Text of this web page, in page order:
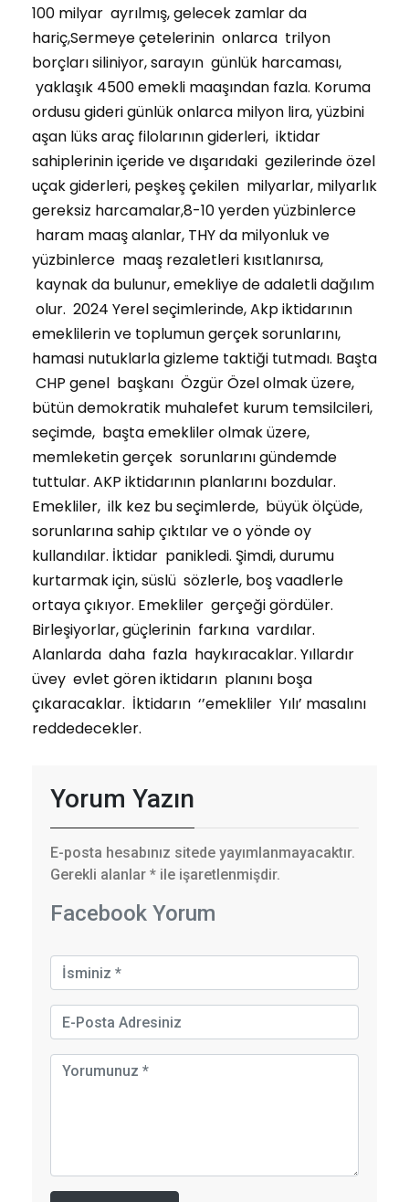
100 milyar ayrılmış, gelecek zamlar da
hariç,Sermeye çetelerinin onlarca trilyon
borçları siliniyor, sarayın günlük harcaması,
yaklaşık 4500 emekli maaşından fazla. Koruma
ordusu gideri günlük onlarca milyon lira, yüzbini
aşan lüks araç filolarının giderleri, iktidar
sahiplerinin içeride ve dışarıdaki gezilerinde özel
uçak giderleri, peşkeş çekilen milyarlar, milyarlık
gereksiz harcamalar,8-10 yerden yüzbinlerce
haram maaş alanlar, THY da milyonluk ve
yüzbinlerce maaş rezaletleri kısıtlanırsa,
kaynak da bulunur, emekliye de adaletli dağılım
olur. 2024 Yerel seçimlerinde, Akp iktidarının
emeklilerin ve toplumun gerçek sorunlarını,
hamasi nutuklarla gizleme taktiği tutmadı. Başta
CHP genel başkanı Özgür Özel olmak üzere,
bütün demokratik muhalefet kurum temsilcileri,
seçimde, başta emekliler olmak üzere,
memleketin gerçek sorunlarını gündemde
tuttular. AKP iktidarının planlarını bozdular.
Emekliler, ilk kez bu seçimlerde, büyük ölçüde,
sorunlarına sahip çıktılar ve o yönde oy
kullandılar. İktidar panikledi. Şimdi, durumu
kurtarmak için, süslü sözlerle, boş vaadlerle
ortaya çıkıyor. Emekliler gerçeği gördüler.
Birleşiyorlar, güçlerinin farkına vardılar.
Alanlarda daha fazla haykıracaklar. Yıllardır
üvey evlet gören iktidarın planını boşa
çıkaracaklar. İktidarın ‘’emekliler Yılı’ masalını
reddedecekler.
Yorum Yazın
E-posta hesabınız sitede yayımlanmayacaktır.
Gerekli alanlar * ile işaretlenmişdir.
Facebook Yorum